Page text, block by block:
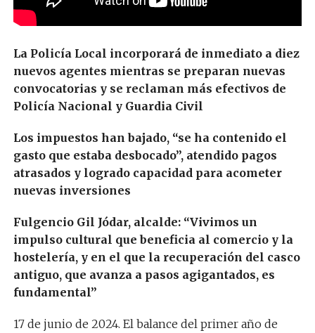
La Policía Local incorporará de inmediato a diez
nuevos agentes mientras se preparan nuevas
convocatorias y se reclaman más efectivos de
Policía Nacional y Guardia Civil
Los impuestos han bajado, “se ha contenido el
gasto que estaba desbocado”, atendido pagos
atrasados y logrado capacidad para acometer
nuevas inversiones
Fulgencio Gil Jódar, alcalde: “Vivimos un
impulso cultural que beneficia al comercioy la
hostelería, y en el que la recuperación del casco
antiguo, que avanza a pasos agigantados, es
fundamental”
17de junio de 2024. El balance del primer año de